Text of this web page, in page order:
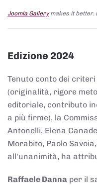
Joomla Gallerymakes it better.
Edizione 2024
Tenuto conto dei
(originalità, rigore
editoriale, contributo
a più firme), la
Antonelli, Elena
Morabito, Paolo
all'unanimità, ha
Raffaele Danna per il